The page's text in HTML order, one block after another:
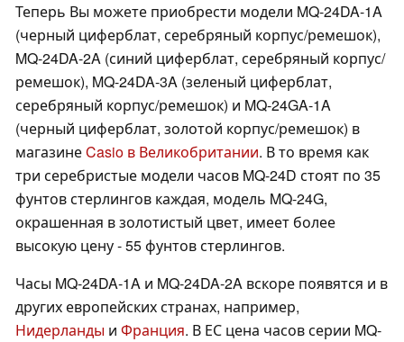
Теперь Вы можете приобрести модели MQ-24DA-1A
(черный циферблат, серебряный корпус/ремешок),
MQ-24DA-2A (синий циферблат, серебряный корпус/
ремешок), MQ-24DA-3A (зеленый циферблат,
серебряный корпус/ремешок) и MQ-24GA-1A
(черный циферблат, золотой корпус/ремешок) в
магазинеCasio в Великобритании. В то время как
три серебристые модели часов MQ-24D стоят по 35
фунтов стерлингов каждая, модель MQ-24G,
окрашенная в золотистый цвет, имеет более
высокую цену - 55 фунтов стерлингов.
Часы MQ-24DA-1A и MQ-24DA-2A вскоре появятся и в
других европейских странах, например,
Нидерланды и Франция. В ЕС цена часов серии MQ-